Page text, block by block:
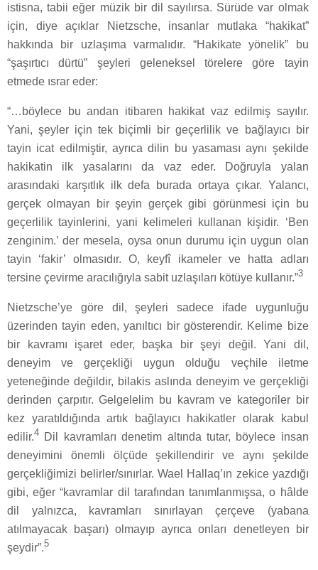
istisna, tabii eğer müzik bir dil sayılırsa. Sürüde var olmak
için, diye açıklar Nietzsche, insanlar mutlaka “hakikat”
hakkında bir uzlaşıma varmalıdır. “Hakikate yönelik” bu
“şaşırtıcı dürtü” şeyleri geleneksel törelere göre tayin
etmede ısrar eder:
“…böylece bu andan itibaren hakikat vaz edilmiş sayılır.
Yani, şeyler için tek biçimli bir geçerlilik ve bağlayıcı bir
tayin icat edilmiştir, ayrıca dilin bu yasaması aynı şekilde
hakikatin ilk yasalarını da vaz eder. Doğruyla yalan
arasındaki karşıtlık ilk defa burada ortaya çıkar. Yalancı,
gerçek olmayan bir şeyin gerçek gibi görünmesi için bu
geçerlilik tayinlerini, yani kelimeleri kullanan kişidir. ‘Ben
zenginim.’ der mesela, oysa onun durumu için uygun olan
tayin ‘fakir’ olmasıdır. O, keyfî ikameler ve hatta adları
tersine çevirme aracılığıyla sabit uzlaşıları kötüye kullanır.”3
Nietzsche’ye göre dil, şeyleri sadece ifade uygunluğu
üzerinden tayin eden, yanıltıcı bir gösterendir. Kelime bize
bir kavramı işaret eder, başka bir şeyi değil. Yani dil,
deneyim ve gerçekliği uygun olduğu veçhile iletme
yeteneğinde değildir, bilakis aslında deneyim ve gerçekliği
derinden çarpıtır. Gelgelelim bu kavram ve kategoriler bir
kez yaratıldığında artık bağlayıcı hakikatler olarak kabul
edilir.4 Dil kavramları denetim altında tutar, böylece insan
deneyimini önemli ölçüde şekillendirir ve aynı şekilde
gerçekliğimizi belirler/sınırlar. Wael Hallaq’ın zekice yazdığı
gibi, eğer “kavramlar dil tarafından tanımlanmışsa, o hâlde
dil yalnızca, kavramları sınırlayan çerçeve (yabana
atılmayacak başarı) olmayıp ayrıca onları denetleyen bir
şeydir”.5